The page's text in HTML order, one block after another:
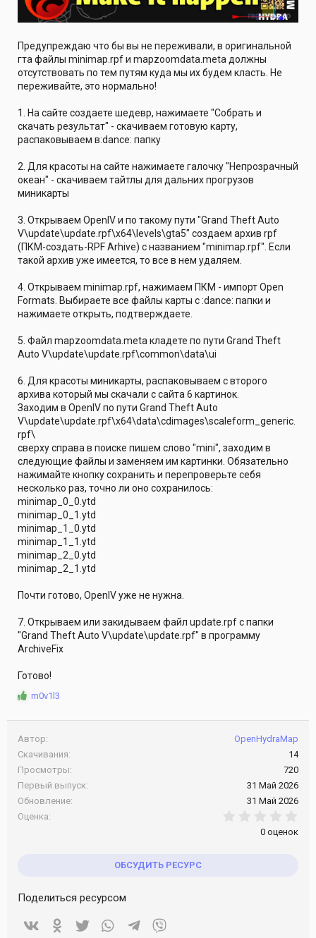
Предупреждаю что бы вы не переживали, в оригинальной
гта файлы minimap.rpf и mapzoomdata.meta должны
отсутствовать по тем путям куда мы их будем класть. Не
переживайте, это нормально!
1. На сайте создаете шедевр, нажимаете "Собрать и
скачать результат" - скачиваем готовую карту,
распаковываем в:dance: папку
2. Для красоты на сайте нажимаете галочку "Непрозрачный
океан" - скачиваем тайтлы для дальних прогрузов
миникарты
3. Открываем OpenIV и по такому пути "Grand Theft Auto
V\update\update.rpf\x64\levels\gta5" создаем архив rpf
(ПКМ-создать-RPF Arhive) с названием "minimap.rpf". Если
такой архив уже имеется, то все в нем удаляем.
4. Открываем minimap.rpf, нажимаем ПКМ - импорт Open
Formats. Выбираете все файлы карты с :dance: папки и
нажимаете открыть, подтверждаете.
5. Файл mapzoomdata.meta кладете по пути Grand Theft
Auto V\update\update.rpf\common\data\ui
6. Для красоты миникарты, распаковываем с второго
архива который мы скачали с сайта 6 картинок.
Заходим в OpenIV по пути Grand Theft Auto
V\update\update.rpf\x64\data\cdimages\scaleform_generic.
rpf\
сверху справа в поиске пишем слово "mini", заходим в
следующие файлы и заменяем им картинки. Обязательно
нажимайте кнопку сохранить и перепроверьте себя
несколько раз, точно ли оно сохранилось:
minimap_0_0.ytd
minimap_0_1.ytd
minimap_1_0.ytd
minimap_1_1.ytd
minimap_2_0.ytd
minimap_2_1.ytd
Почти готово, OpenIV уже не нужна.
7. Открываем или закидываем файл update.rpf с папки
"Grand Theft Auto V\update\update.rpf" в программу
ArchiveFix
Готово!
Р
а
и
и
:
m0v1l3
Автор
OpenHydraMap
Скачивания
14
Просмотры
720
Первый выпуск
31 Май 2026
Обновление
31 Май 2026
Оценка
0 оценок
ОБСУДИТЬ РЕСУРС
Поделиться ресурсом
VkontakteOdnoklassniki
Twitter WhatsAppTelegram